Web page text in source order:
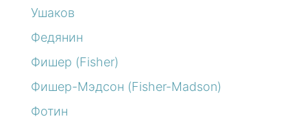
Ушаков
Федянин
Фишер (Fisher)
Фишер-Мэдсон (Fisher-Madson)
Фотин